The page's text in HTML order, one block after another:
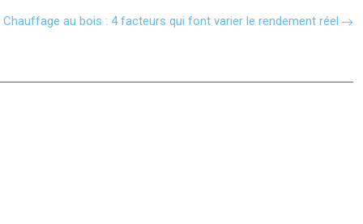
Chauffage au bois : 4 facteurs qui font varier le rendement réel